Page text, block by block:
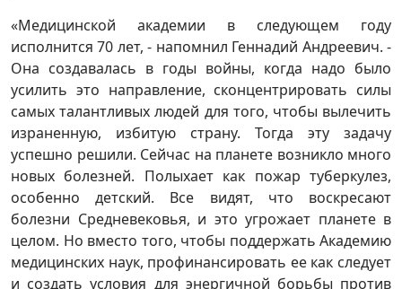
«Медицинской академии в следующем году
исполнится 70 лет, - напомнил Геннадий Андреевич. -
Она создавалась в годы войны, когда надо было
усилить это направление, сконцентрировать силы
самых талантливых людей для того, чтобы вылечить
израненную, избитую страну. Тогда эту задачу
успешно решили. Сейчас на планете возникло много
новых болезней. Полыхает как пожар туберкулез,
особенно детский. Все видят, что воскресают
болезни Средневековья, и это угрожает планете в
целом. Но вместо того, чтобы поддержать Академию
медицинских наук, профинансировать ее как следует
и создать условия для энергичной борьбы против